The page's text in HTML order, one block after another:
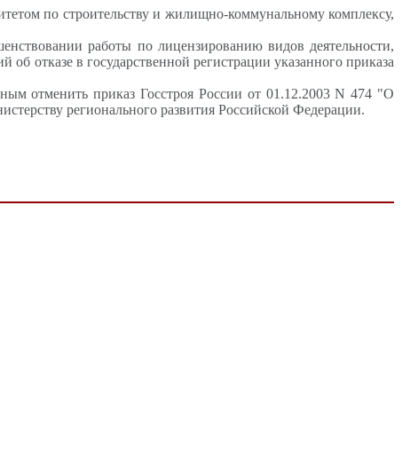
по строительству и жилищно-коммунальному комплексу,
работы по лицензированию видов деятельности,
отказе в государственной регистрации указанного приказа
отменить приказ Госстроя России от 01.12.2003 N 474 "О
регионального развития Российской Федерации.